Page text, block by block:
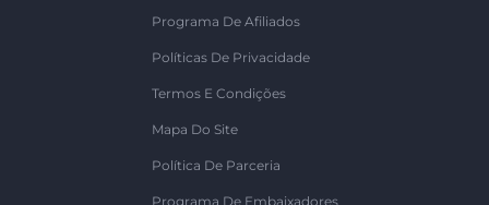
Programa De Afiliados
Políticas De Privacidade
Termos E Condições
Mapa Do Site
Política De Parceria
Programa De Embaixadores